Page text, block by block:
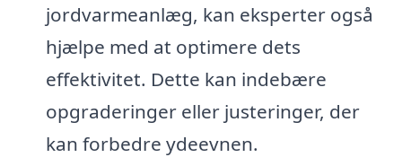
jordvarmeanlæg, kan eksperter også
hjælpe med at optimere dets
effektivitet. Dette kan indebære
opgraderinger eller justeringer, der
kan forbedre ydeevnen.